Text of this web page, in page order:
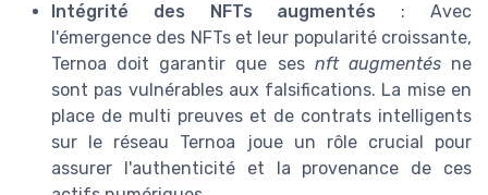
Intégrité des NFTs augmentés : Avec
l'émergence des NFTs et leur popularité croissante,
Ternoa doit garantir que ses nft augmentésne
sont pas vulnérables aux falsifications. La mise en
place de multi preuves et de contrats intelligents
sur le réseau Ternoa joue un rôle crucial pour
assurer l'authenticité et la provenance de ces